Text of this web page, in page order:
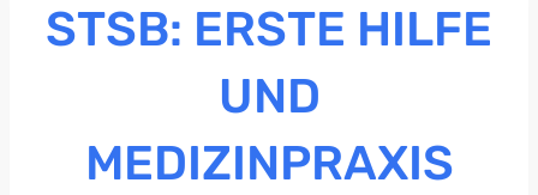
STSB: ERSTE HILFE
UND
MEDIZINPRAXIS